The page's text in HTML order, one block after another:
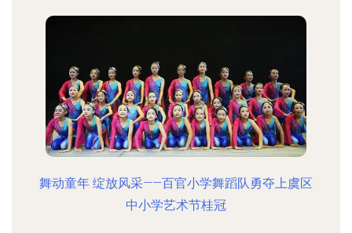
舞动童年 绽放风采——百官小学舞蹈队勇夺上虞区
中小学艺术节桂冠